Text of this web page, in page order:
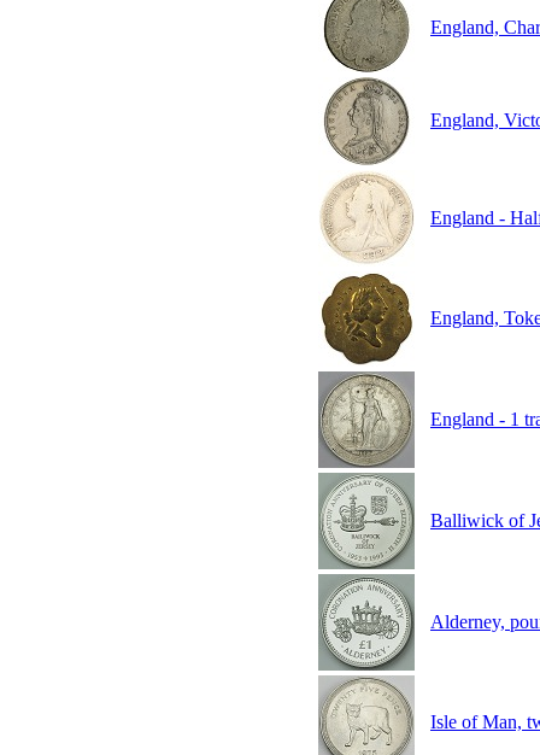
England,
England,
England -
England,
England - 1
Balliwick of
Alderney,
Isle of Man,